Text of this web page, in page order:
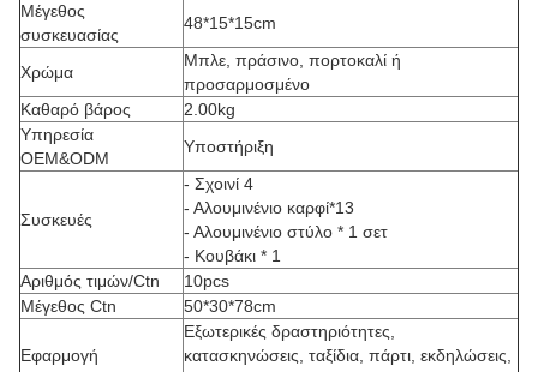
Μέγεθος
συσκευασίας
48*15*15cm
Χρώμα
Μπλε, πράσινο, πορτοκαλί ή
προσαρμοσμένο
Καθαρό βάρος
2.00kg
Υπηρεσία
OEM&ODM
Υποστήριξη
Συσκευές
- Σχοινί 4
- Αλουμινένιο καρφί*13
- Αλουμινένιο στύλο * 1 σετ
- Κουβάκι * 1
Αριθμός τιμών/Ctn
10pcs
Μέγεθος Ctn
50*30*78cm
Εφαρμογή
Εξωτερικές δραστηριότητες,
κατασκηνώσεις, ταξίδια, πάρτι, εκδηλώσεις,